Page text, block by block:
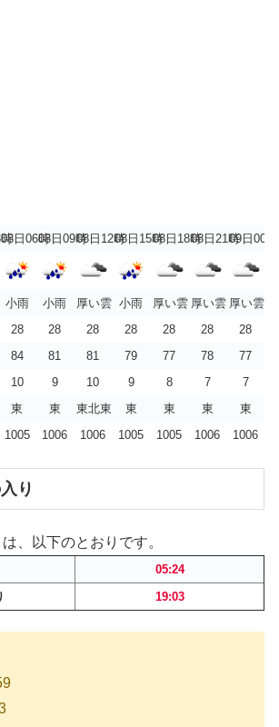
08日06時08日09時08日12時08日15時08日18時08日21時09日00時
小雨 小雨 厚い雲 小雨 厚い雲 厚い雲 厚い雲
28 28 28 28 28 28
28
84 81 81 79 77 78
77
10 9 10 9 8 7
7
東 東 東北東 東 東 東
東
1005 1006 1006 1005 1005 1006 1006
り
、以下のとおりです。
05:24
19:03